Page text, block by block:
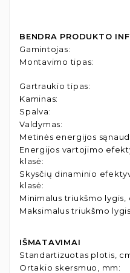
BENDRA PRODUKTO
Gamintojas:
Montavimo tipas:
Gartraukio tipas:
Kaminas:
Spalva:
Valdymas:
Metinės energijos
Energijos vartojimo
klasė:
Skysčių dinaminio
klasė:
Minimalus triukšmo lygis,
Maksimalus triukšmo
IŠMATAVIMAI
Standartizuotas plotis,
Ortakio skersmuo, mm: